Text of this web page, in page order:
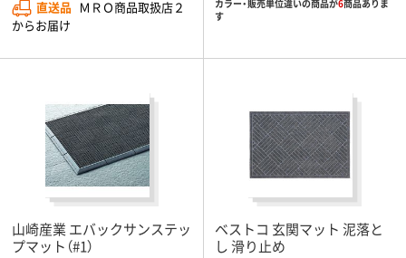
直送品 ＭＲＯ商品取扱店２
からお届け
カラー・販売単位違いの商品が6商品ありま
す
山崎産業 エバックサンステッ
プマット（#1）
ベストコ 玄関マット 泥落と
し 滑り止め